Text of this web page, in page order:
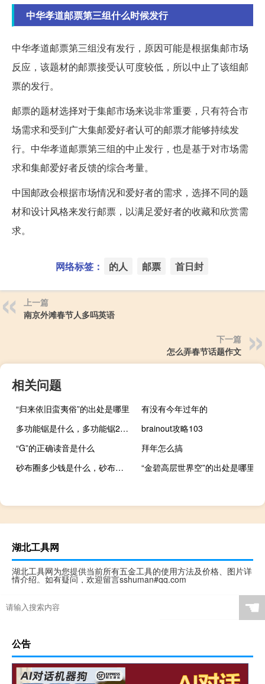
中华孝道邮票第三组什么时候发行
中华孝道邮票第三组没有发行，原因可能是根据集邮市场
反应，该题材的邮票接受认可度较低，所以中止了该组邮
票的发行。
邮票的题材选择对于集邮市场来说非常重要，只有符合市
场需求和受到广大集邮爱好者认可的邮票才能够持续发
行。中华孝道邮票第三组的中止发行，也是基于对市场需
求和集邮爱好者反馈的综合考量。
中国邮政会根据市场情况和爱好者的需求，选择不同的题
材和设计风格来发行邮票，以满足爱好者的收藏和欣赏需
求。
网络标签： 的人 邮票 首日封
上一篇
南京外滩春节人多吗英语
下一篇
怎么弄春节话题作文
相关问题
“归来依旧蛮夷俗”的出处是哪里
有没有今年过年的
多功能锯是什么，多功能锯2021价格和图文详情
brainout攻略103
“G”的正确读音是什么
拜年怎么搞
砂布圈多少钱是什么，砂布圈2021价格和图文详情
“金碧高层世界空”的出处是哪里
湖北工具网
湖北工具网为您提供当前所有五金工具的使用方法及价格、图片详
情介绍。如有疑问，欢迎留言sshuman#qq.com
☚
公告